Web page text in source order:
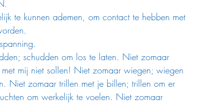
te kunnen ademen, om contact te hebben met
schudden om los te laten. Niet zomaar
mij niet sollen! Niet zomaar wiegen; wiegen
Niet zomaar trillen met je billen; trillen om er
om werkelijk te voelen. Niet zomaar